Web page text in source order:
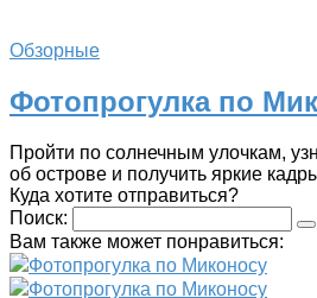
Обзорные
Фотопрогулка по
Пройти по солнечным улочкам,
об острове и получить яркие
Куда хотите отправиться?
Поиск:
Вам также может понравиться:
Фотопрогулка по Миконосу
Фотопрогулка по Миконосу